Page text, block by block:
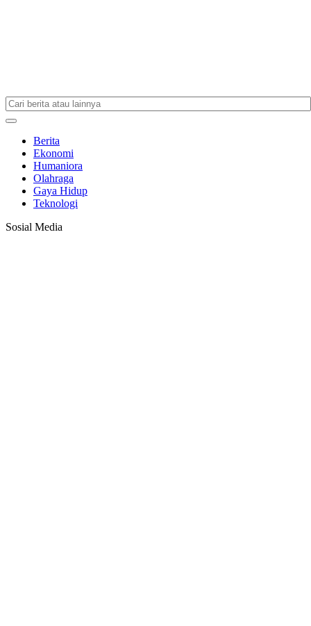
Berita
Ekonomi
Humaniora
Olahraga
Gaya Hidup
Teknologi
Sosial Media